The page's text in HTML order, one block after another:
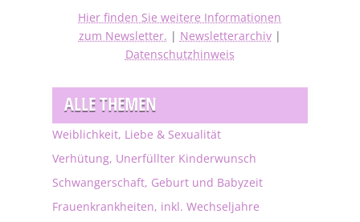
Hier finden Sie weitere Informationen
zum Newsletter. | Newsletterarchiv|
Datenschutzhinweis
ALLE THEMEN
Weiblichkeit, Liebe & Sexualität
Verhütung, Unerfüllter Kinderwunsch
Schwangerschaft, Geburt und Babyzeit
Frauenkrankheiten, inkl. Wechseljahre